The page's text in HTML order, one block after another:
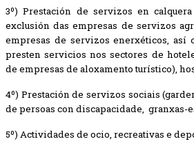
3º) Prestación de servizos en
exclusión das empresas de servizos
empresas de servizos enerxéticos, así
presten servicios nos sectores de
de empresas de aloxamento turístico),
4º) Prestación de servizos sociais
de persoas con discapacidade, granxas-
5º) Actividades de ocio, recreativas e